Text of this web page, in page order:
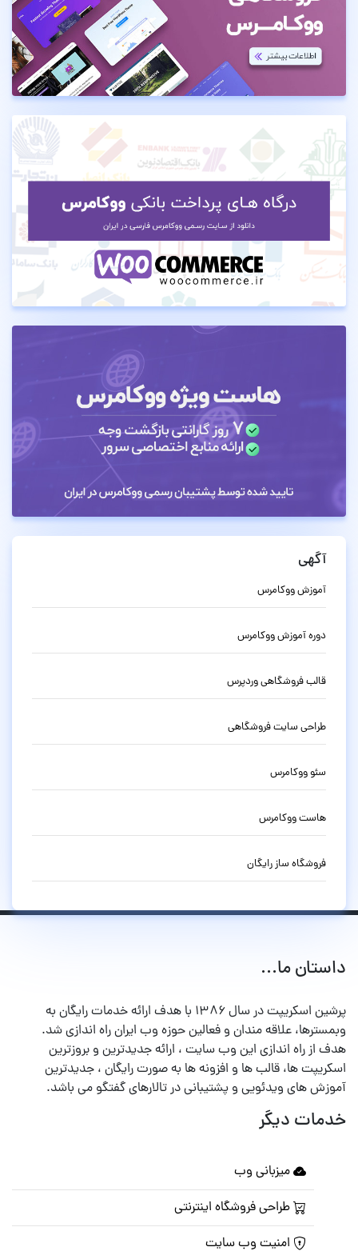
آگهی
آموزش ووکامرس
دوره آموزش ووکامرس
قالب فروشگاهی وردپرس
طراحی سایت فروشگاهی
سئو ووکامرس
هاست ووکامرس
فروشگاه ساز رایگان
داستان ما...
پرشین اسکریپت در سال ۱۳۸۶ با هدف ارائه خدمات رایگان به
وبمسترها، علاقه مندان و فعالین حوزه وب ایران راه اندازی شد.
هدف از راه اندازی این وب سایت ، ارائه جدیدترین و بروزترین
اسکریپت ها، قالب ها و افزونه ها به صورت رایگان ، جدیدترین
آموزش های ویدئویی و پشتیبانی در تالارهای گفتگو می باشد.
خدمات دیگر
میزبانی وب
طراحی فروشگاه اینترنتی
امنیت وب سایت